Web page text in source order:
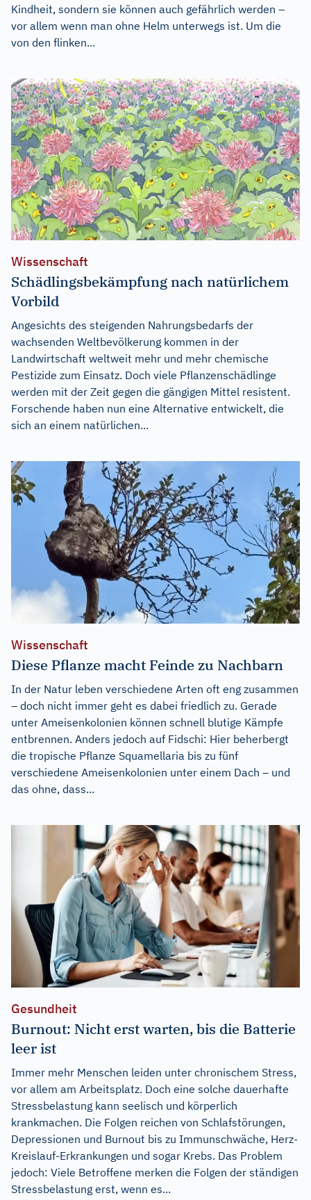
Kindheit, sondern sie können auch gefährlich werden –
vor allem wenn man ohne Helm unterwegs ist. Um die
von den flinken...
Wissenschaft
Schädlingsbekämpfung nach natürlichem
Vorbild
Angesichts des steigenden Nahrungsbedarfs der
wachsenden Weltbevölkerung kommen in der
Landwirtschaft weltweit mehr und mehr chemische
Pestizide zum Einsatz. Doch viele Pflanzenschädlinge
werden mit der Zeit gegen die gängigen Mittel resistent.
Forschende haben nun eine Alternative entwickelt, die
sich an einem natürlichen...
Wissenschaft
Diese Pflanze macht Feinde zu Nachbarn
In der Natur leben verschiedene Arten oft eng zusammen
– doch nicht immer geht es dabei friedlich zu. Gerade
unter Ameisenkolonien können schnell blutige Kämpfe
entbrennen. Anders jedoch auf Fidschi: Hier beherbergt
die tropische Pflanze Squamellaria bis zu fünf
verschiedene Ameisenkolonien unter einem Dach – und
das ohne, dass...
Gesundheit
Burnout: Nicht erst warten, bis die Batterie
leer ist
Immer mehr Menschen leiden unter chronischem Stress,
vor allem am Arbeitsplatz. Doch eine solche dauerhafte
Stressbelastung kann seelisch und körperlich
krankmachen. Die Folgen reichen von Schlafstörungen,
Depressionen und Burnout bis zu Immunschwäche, Herz-
Kreislauf-Erkrankungen und sogar Krebs. Das Problem
jedoch: Viele Betroffene merken die Folgen der ständigen
Stressbelastung erst, wenn es...